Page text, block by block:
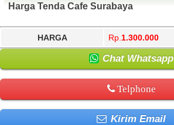
Harga Tenda Cafe Surabaya
HARGA Rp. 1.300.000
Chat Whatsapp
Telphone
Kirim Email